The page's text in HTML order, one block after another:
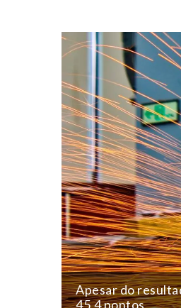
Apesar do
45,4 pontos